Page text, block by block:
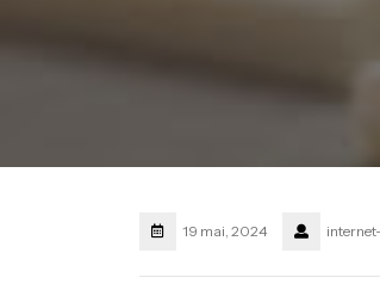
19 mai, 2024